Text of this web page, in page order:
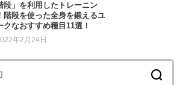
段」を利用したトレーニン
階段を使った全身を鍛えるユ
クなおすすめ種目11選！
年2月24日